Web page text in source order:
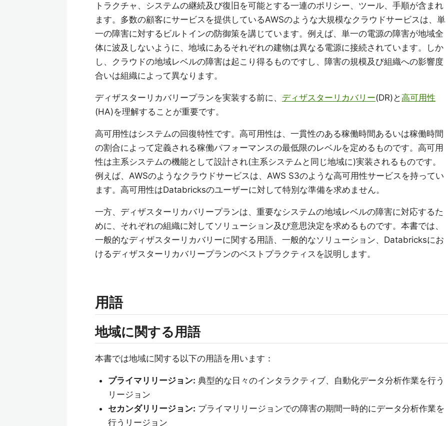
トラクチャ、システムの継続及び復旧を可能とする一連のポリシー、ツール、手順が含まれ
ます。多数の顧客にサービスを提供しているAWSのような大規模なクラウドサービスは、単
一の障害に対するビルトインの防御策を講じています。例えば、単一の電源の障害が地域全
体に波及しないように、地域にあるそれぞれの建物は異なる電源に接続されています。しか
し、クラウドの地域レベルの障害は起こり得るものですし、障害の規模及び組織への影響度
合いは組織によって異なります。
ディザスターリカバリープランを実装する前に、 ディザスターリカバリー(DR)と高可用性
(HA)を理解することが重要です。
高可用性はシステムの回復特性です。高可用性は、一貫性のある稼働時間あるいは稼働時間
の割合によって定義される稼働パフォーマンスの最低限のレベルを定めるものです。高可用
性は主系システムの機能として設計され(主系システムと同じ地域に)実装されるものです。
例えば、AWSのようなクラウドサービスは、AWS S3のような高可用性サービスを持ってい
ます。高可用性はDatabricksのユーザーに対して特別な準備を求めません。
一方、ディザスターリカバリープランは、重要なシステムの地域レベルの障害に対応するた
めに、それぞれの組織に対してソリューション及び意思決定を求めるものです。本書では、
一般的なディザスターリカバリーに関する用語、一般的なソリューション、Databricksにお
けるディザスターリカバリープランのベストプラクティスを説明します。
用語
地域に関する用語
本書では地域に関する以下の用語を用います：
プライマリリージョン: 典型的な日々のインタラクティブ、自動化データ分析作業を行う
リージョン
セカンダリリージョン: プライマリリージョンでの障害の期間一時的にデータ分析作業を
行うリージョン